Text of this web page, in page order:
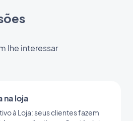
lhe interessar
na loja
à Loja: seus clientes fazem